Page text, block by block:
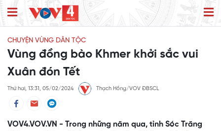
CHUYỆN VÙNG DÂN TỘC
Vùng đồng bào Khmer khởi sắc vui
Xuân đón Tết
Thứ hai, 13:31, 05/02/2024 Thạch Hồng/VOV ĐBSCL
VOV4.VOV.VN - Trong những năm qua, tỉnh Sóc Trăng